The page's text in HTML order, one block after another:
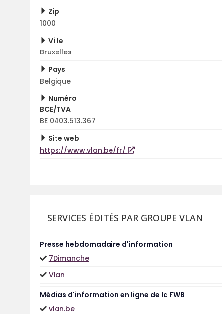
Zip
1000
Ville
Bruxelles
Pays
Belgique
Numéro
BCE/TVA
BE 0403.513.367
Site web
https://www.vlan.be/fr/
SERVICES ÉDITÉS PAR GROUPE VLAN
Presse hebdomadaire d'information
7Dimanche
Vlan
Médias d'information en ligne de la FWB
vlan.be